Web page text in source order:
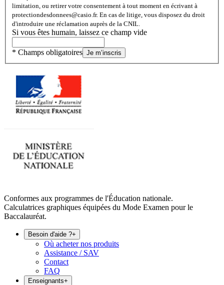
limitation, ou retirer votre consentement à tout moment en écrivant à
protectiondesdonnees@casio.fr. En cas de litige, vous disposez du droit
d'introduire une réclamation auprès de la CNIL.
Si vous êtes humain, laissez ce champ vide
* Champs obligatoires Je m’inscris
Conformes aux programmes de l'Éducation nationale.
Calculatrices graphiques équipées du Mode Examen pour le
Baccalauréat.
Besoin d'aide ?+
Où acheter nos produits
Assistance / SAV
Contact
FAQ
Enseignants+